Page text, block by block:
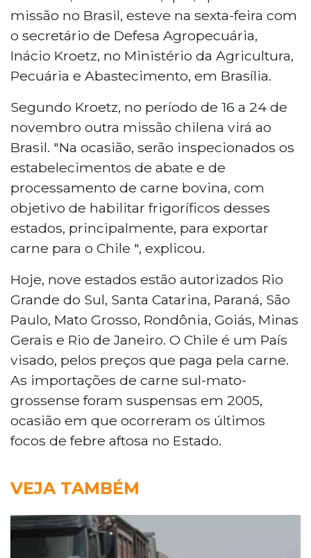
missão no Brasil, esteve na sexta-feira com
o secretário de Defesa Agropecuária,
Inácio Kroetz, no Ministério da Agricultura,
Pecuária e Abastecimento, em Brasília.
Segundo Kroetz, no período de 16 a 24 de
novembro outra missão chilena virá ao
Brasil. "Na ocasião, serão inspecionados os
estabelecimentos de abate e de
processamento de carne bovina, com
objetivo de habilitar frigoríficos desses
estados, principalmente, para exportar
carne para o Chile ", explicou.
Hoje, nove estados estão autorizados Rio
Grande do Sul, Santa Catarina, Paraná, São
Paulo, Mato Grosso, Rondônia, Goiás, Minas
Gerais e Rio de Janeiro. O Chile é um País
visado, pelos preços que paga pela carne.
As importações de carne sul-mato-
grossense foram suspensas em 2005,
ocasião em que ocorreram os últimos
focos de febre aftosa no Estado.
VEJA TAMBÉM